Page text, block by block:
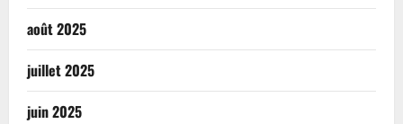
août 2025
juillet 2025
juin 2025